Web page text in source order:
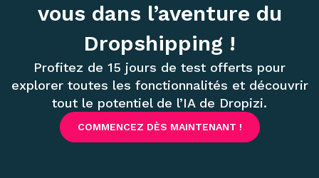
vous dans l’aventure du
Dropshipping !
Profitez de 15 jours de test offerts pour
explorer toutes les fonctionnalités et découvrir
tout le potentiel de l’IA de Dropizi.
COMMENCEZ DÈS MAINTENANT !